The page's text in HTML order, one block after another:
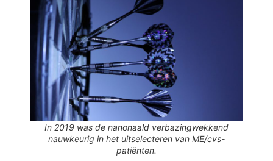
In 2019 was de nanonaald verbazingwekkend
nauwkeurig in het uitselecteren van ME/cvs-
patiënten.